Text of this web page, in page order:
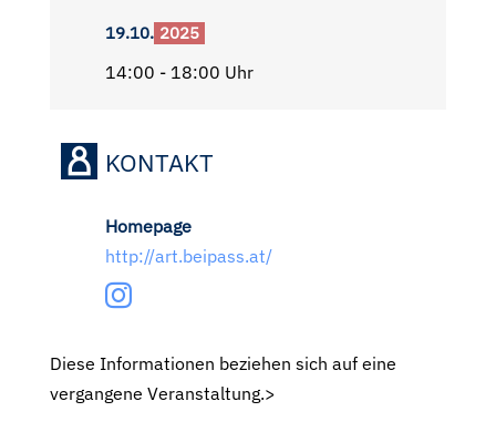
19.10. 2025
14:00 - 18:00 Uhr
KONTAKT
Homepage
http://art.beipass.at/
Diese Informationen beziehen sich auf eine
vergangene Veranstaltung.>